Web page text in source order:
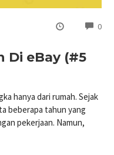
0
Di eBay (#5
hanya dari rumah. Sejak
beberapa tahun yang
pekerjaan. Namun,